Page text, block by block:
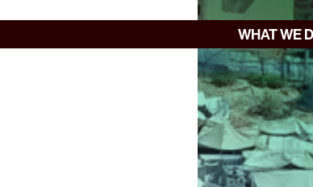
WHAT WE